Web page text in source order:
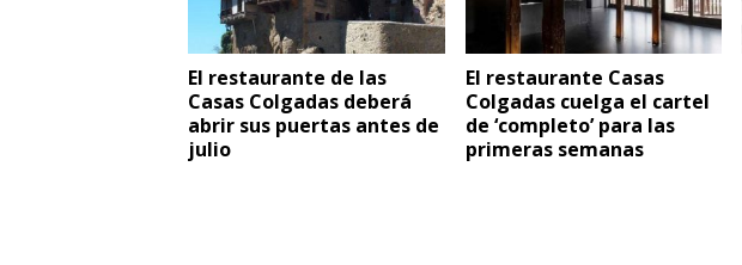
El restaurante de las
Casas Colgadas deberá
abrir sus puertas antes de
julio
El restaurante Casas
Colgadas cuelga el cartel
de ‘completo’ para las
primeras semanas